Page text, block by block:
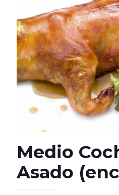
Medio
Asado